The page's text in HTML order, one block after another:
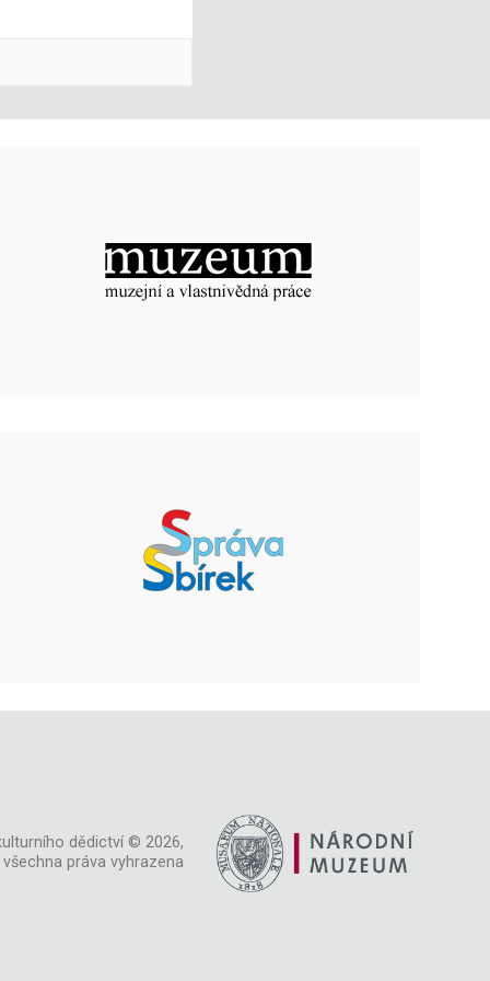
dědictví © 2026,
všechna práva vyhrazena